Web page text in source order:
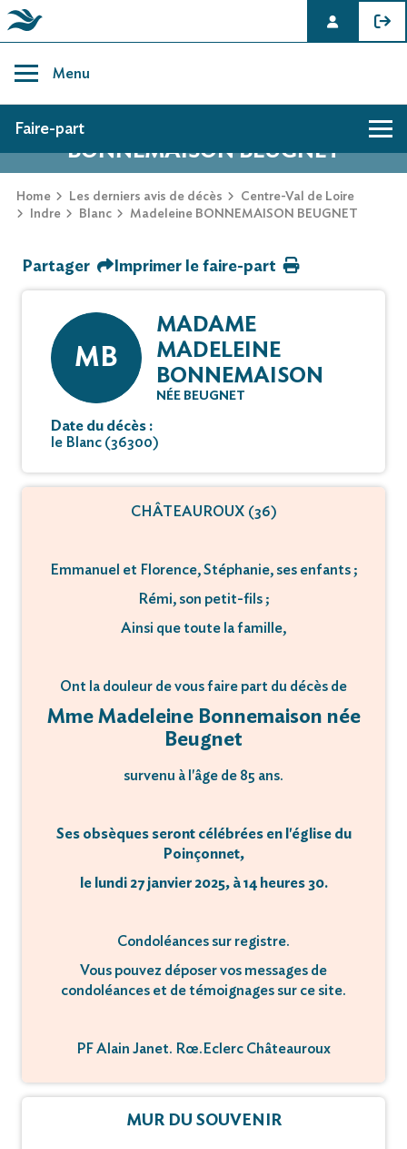
content
Menu
AVIS DE DÉCÈS DE MADELEINE
BONNEMAISON BEUGNET
Home Les derniers avis de décès
Centre-Val de Loire
Indre
Blanc Madeleine BONNEMAISON BEUGNET
Faire-part
Partager Imprimer le faire-part
MB
MADAME
MADELEINE
BONNEMAISON
NÉE BEUGNET
Date du décès :
le Blanc (36300)
CHÂTEAUROUX (36)
Emmanuel et Florence, Stéphanie, ses enfants ;
Rémi, son petit-fils ;
Ainsi que toute la famille,
Ont la douleur de vous faire part du décès de
Mme Madeleine Bonnemaison née
Beugnet
survenu à l'âge de 85 ans.
Ses obsèques seront célébrées en l'église du
Poinçonnet,
le lundi 27 janvier 2025, à 14 heures 30.
Condoléances sur registre.
Vous pouvez déposer vos messages de
condoléances et de témoignages sur ce site.
PF Alain Janet. Rœ.Eclerc Châteauroux
MUR DU SOUVENIR